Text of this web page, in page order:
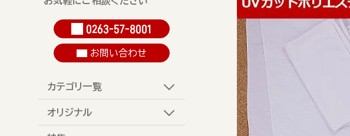
0263-57-8001
お問い合わせ
カテゴリ一覧
オリジナル